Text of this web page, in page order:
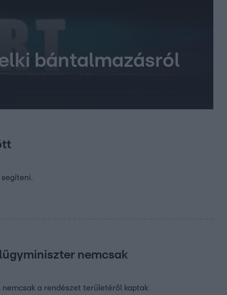
bántalmazásról
segíteni.
nemcsak
a rendészet területéről kaptak